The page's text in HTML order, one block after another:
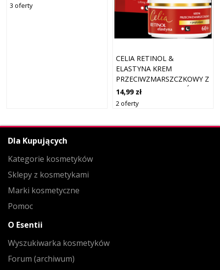
3 oferty
CELIA RETINOL &
ELASTYNA KREM
PRZECIWZMARSZCZKOWY Z
PEPTYDAMI NA DZIEŃ I NA
NOC 60+ 50 ML
14,99 zł
2 oferty
Dla Kupujących
Kategorie kosmetyków
Sklepy z kosmetykami
Marki kosmetyczne
Pomoc
O Esentii
Wyszukiwarka kosmetyków
Forum (archiwum)